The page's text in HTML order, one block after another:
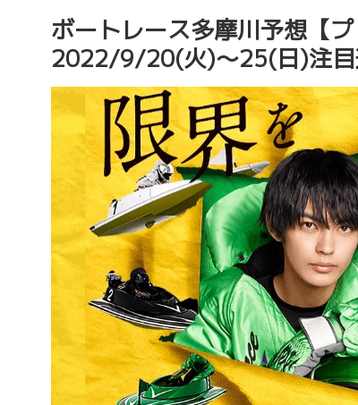
ボートレース多摩川予想【
2022/9/20(火)～25(日)注目